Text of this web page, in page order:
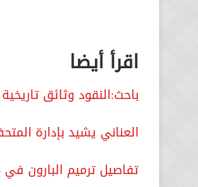
اقرأ أيضا
باحث:النقود وثائق
العناني يشيد بإدارة
تفاصيل ترميم البارون في 3 سنوات وبدء مشروع قصر السلطانة ملك